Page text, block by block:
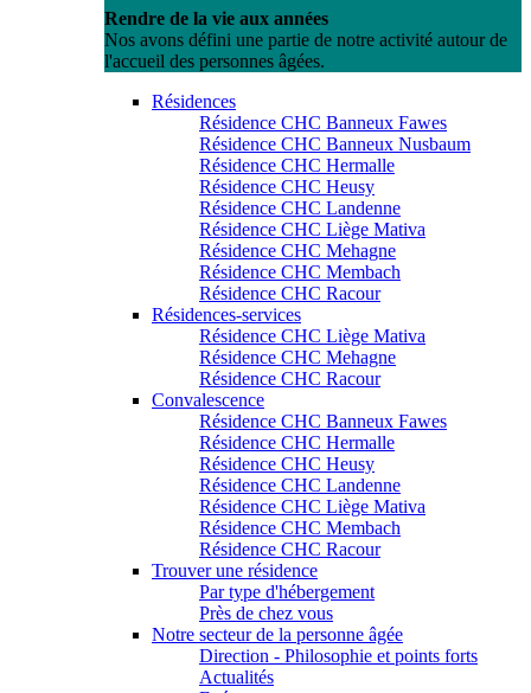
Rendre de la vie aux années
Nos avons défini une partie de notre activité autour de
l'accueil des personnes âgées.
Résidences
Résidence CHC Banneux Fawes
Résidence CHC Banneux Nusbaum
Résidence CHC Hermalle
Résidence CHC Heusy
Résidence CHC Landenne
Résidence CHC Liège Mativa
Résidence CHC Mehagne
Résidence CHC Membach
Résidence CHC Racour
Résidences-services
Résidence CHC Liège Mativa
Résidence CHC Mehagne
Résidence CHC Racour
Convalescence
Résidence CHC Banneux Fawes
Résidence CHC Hermalle
Résidence CHC Heusy
Résidence CHC Landenne
Résidence CHC Liège Mativa
Résidence CHC Membach
Résidence CHC Racour
Trouver une résidence
Par type d'hébergement
Près de chez vous
Notre secteur de la personne âgée
Direction - Philosophie et points forts
Actualités